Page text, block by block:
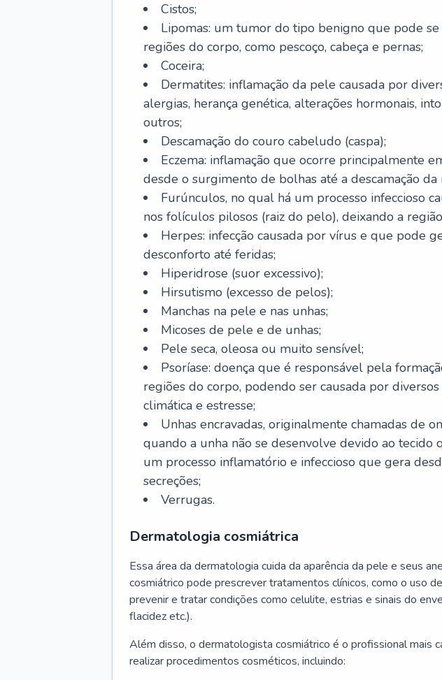
Cistos;
Lipomas: um tumor do tipo benigno que pode
regiões do corpo, como pescoço, cabeça e pernas;
Coceira;
Dermatites: inflamação da pele causada por
alergias, herança genética, alterações hormonais,
outros;
Descamação do couro cabeludo (caspa);
Eczema: inflamação que ocorre principalmente
desde o surgimento de bolhas até a descamação da
Furúnculos, no qual há um processo infeccioso
nos folículos pilosos (raiz do pelo), deixando a
Herpes: infecção causada por vírus e que pode
desconforto até feridas;
Hiperidrose (suor excessivo);
Hirsutismo (excesso de pelos);
Manchas na pele e nas unhas;
Micoses de pele e de unhas;
Pele seca, oleosa ou muito sensível;
Psoríase: doença que é responsável pela
regiões do corpo, podendo ser causada por
climática e estresse;
Unhas encravadas, originalmente chamadas de
quando a unha não se desenvolve devido ao tecido
um processo inflamatório e infeccioso que gera
secreções;
Verrugas.
Dermatologia cosmiátrica
Essa área da dermatologia cuida da aparência da pele e seus
cosmiátrico pode prescrever tratamentos clínicos, como o uso
prevenir e tratar condições como celulite, estrias e sinais do
flacidez etc.).
Além disso, o dermatologista cosmiátrico é o profissional mais
realizar procedimentos cosméticos, incluindo: